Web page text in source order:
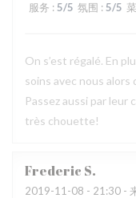
服务 : 5/5 氛围 : 5/5
On s’est régalé. En
soins avec nous
Passez aussi par leur
très chouette!
Frederic S
2019-11-08 - 21:30 -